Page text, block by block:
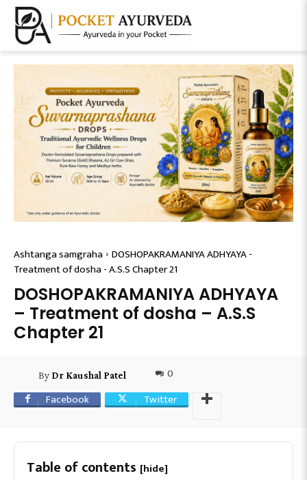
Ashtanga samgraha DOSHOPAKRAMANIYA ADHYAYA -
Treatment of dosha - A.S.S Chapter 21
DOSHOPAKRAMANIYA ADHYAYA
– Treatment of dosha – A.S.S
Chapter 21
By Dr Kaushal Patel
0
Facebook
Twitter
Table of contents [hide]